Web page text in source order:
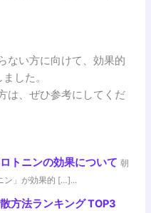
ない方に向けて、効果的
した。
は、ぜひ参考にしてくだ
トニンの効果について 朝
ン」が効果的 […]...
方法ランキング TOP3